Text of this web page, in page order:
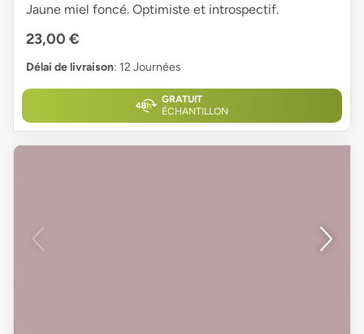
Jaune miel foncé. Optimiste et introspectif.
23,00 €
Délai de livraison: 12 Journées
GRATUIT
ÉCHANTILLON